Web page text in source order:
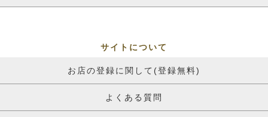
サイトについて
お店の登録に関して(登録無料)
よくある質問